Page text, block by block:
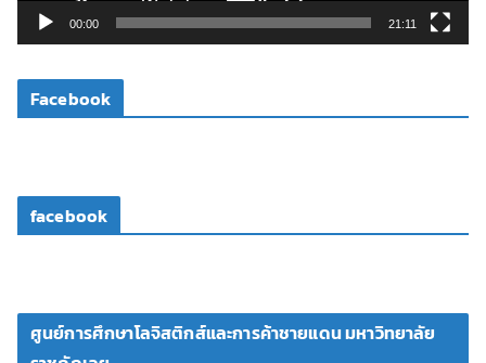
ดี
โ
00:00 21:11
Facebook
facebook
ศูนย์การศึกษาโลจิสติกส์และการค้าชายแดน มหาวิทยาลัย